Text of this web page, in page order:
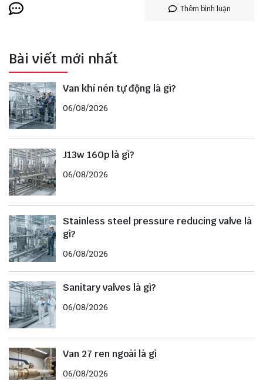
Thêm bình luận
Bài viết mới nhất
Van khí nén tự động là gì?
06/08/2026
J13w 160p là gì?
06/08/2026
Stainless steel pressure reducing valve là
gì?
06/08/2026
Sanitary valves là gì?
06/08/2026
Van 27 ren ngoài là gì
06/08/2026